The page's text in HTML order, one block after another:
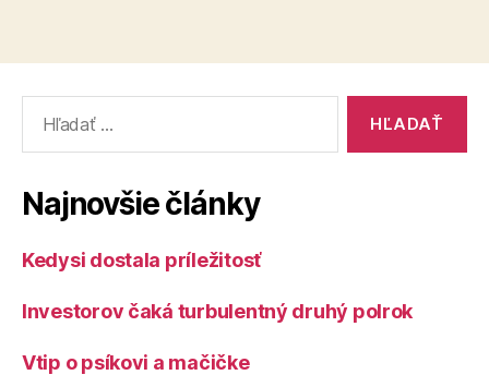
Najnovšie články
Kedysi dostala príležitosť
Investorov čaká turbulentný druhý polrok
Vtip o psíkovi a mačičke